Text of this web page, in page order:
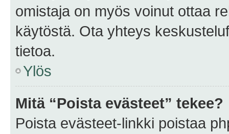
omistaja on myös voinut ottaa
käytöstä. Ota yhteys
tietoa.
Ylös
Mitä “Poista evästeet” tekee?
Poista evästeet-linkki poistaa